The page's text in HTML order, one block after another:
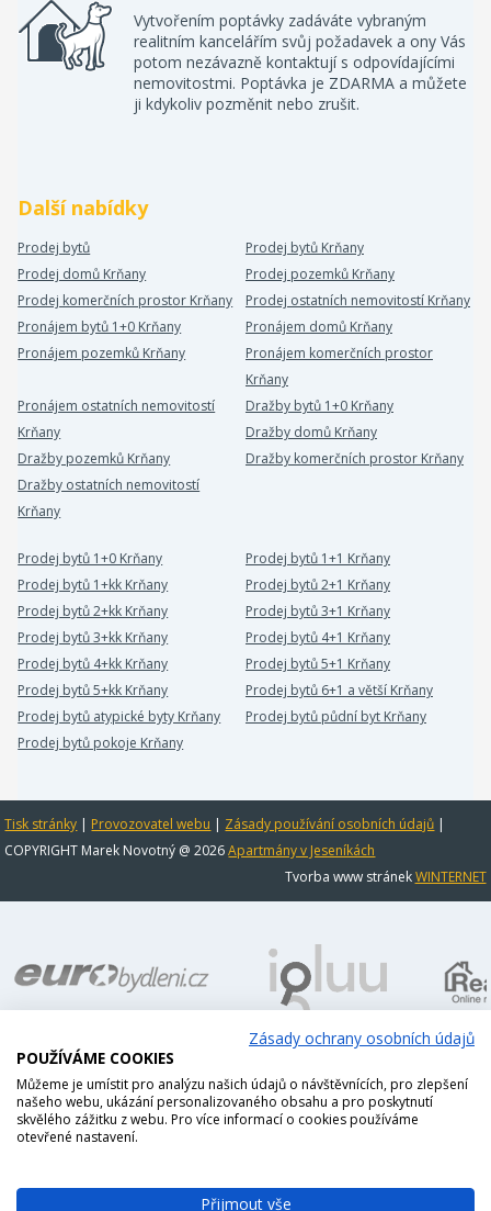
Vytvořením poptávky zadáváte vybraným
realitním kancelářím svůj požadavek a ony Vás
potom nezávazně kontaktují s odpovídajícími
nemovitostmi. Poptávka je ZDARMA a můžete
ji kdykoliv pozměnit nebo zrušit.
Další nabídky
Prodej bytů
Prodej bytů Krňany
Prodej domů Krňany
Prodej pozemků Krňany
Prodej komerčních prostor Krňany
Prodej ostatních nemovitostí Krňany
Pronájem bytů 1+0 Krňany
Pronájem domů Krňany
Pronájem pozemků Krňany
Pronájem komerčních prostor
Krňany
Pronájem ostatních nemovitostí
Krňany
Dražby bytů 1+0 Krňany
Dražby domů Krňany
Dražby pozemků Krňany
Dražby komerčních prostor Krňany
Dražby ostatních nemovitostí
Krňany
Prodej bytů 1+0 Krňany
Prodej bytů 1+1 Krňany
Prodej bytů 1+kk Krňany
Prodej bytů 2+1 Krňany
Prodej bytů 2+kk Krňany
Prodej bytů 3+1 Krňany
Prodej bytů 3+kk Krňany
Prodej bytů 4+1 Krňany
Prodej bytů 4+kk Krňany
Prodej bytů 5+1 Krňany
Prodej bytů 5+kk Krňany
Prodej bytů 6+1 a větší Krňany
Prodej bytů atypické byty Krňany
Prodej bytů půdní byt Krňany
Prodej bytů pokoje Krňany
Tisk stránky | Provozovatel webu | Zásady používání osobních údajů |
COPYRIGHT Marek Novotný @ 2026Apartmány v Jeseníkách
Tvorba www stránekWINTERNET
Zásady ochrany osobních údajů
POUŽÍVÁME COOKIES
Můžeme je umístit pro analýzu našich údajů o návštěvnících, pro zlepšení
našeho webu, ukázání personalizovaného obsahu a pro poskytnutí
skvělého zážitku z webu. Pro více informací o cookies používáme
otevřené nastavení.
Přijmout vše